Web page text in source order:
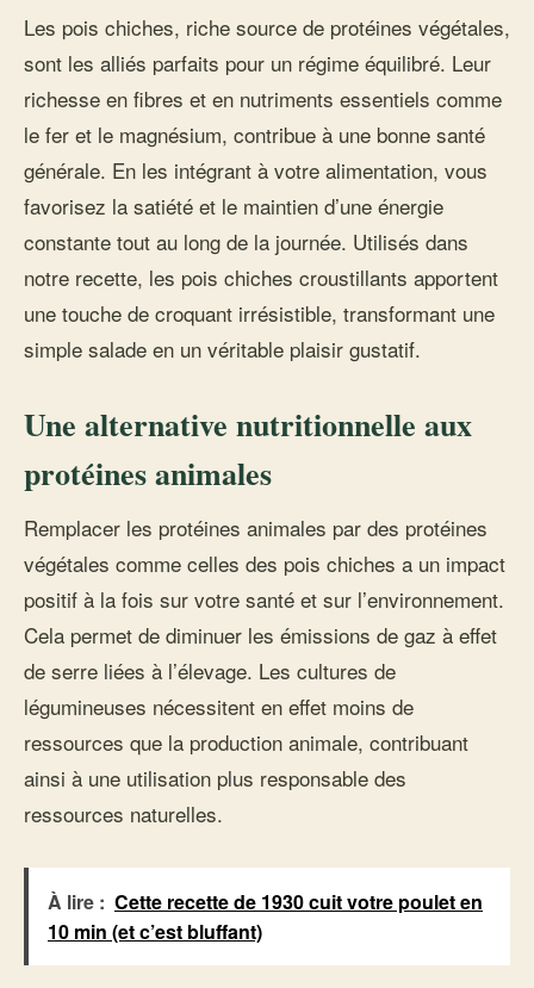
Les pois chiches, riche source de protéines végétales,
sont les alliés parfaits pour un régime équilibré. Leur
richesse en fibres et en nutriments essentiels comme
le fer et le magnésium, contribue à une bonne santé
générale. En les intégrant à votre alimentation, vous
favorisez la satiété et le maintien d’une énergie
constante tout au long de la journée. Utilisés dans
notre recette, les pois chiches croustillants apportent
une touche de croquant irrésistible, transformant une
simple salade en un véritable plaisir gustatif.
Une alternative nutritionnelle aux
protéines animales
Remplacer les protéines animales par des protéines
végétales comme celles des pois chiches a un impact
positif à la fois sur votre santé et sur l’environnement.
Cela permet de diminuer les émissions de gaz à effet
de serre liées à l’élevage. Les cultures de
légumineuses nécessitent en effet moins de
ressources que la production animale, contribuant
ainsi à une utilisation plus responsable des
ressources naturelles.
À lire : Cette recette de 1930 cuit votre poulet en
10 min (et c’est bluffant)